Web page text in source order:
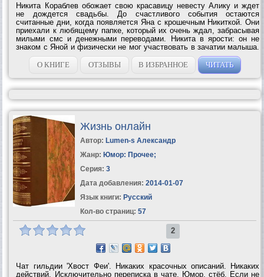
Никита Кораблев обожает свою красавицу невесту Алику и ждет
не дождется свадьбы. До счастливого события остаются
считанные дни, когда появляется Яна с крошечным Никиткой. Они
приехали к любящему папке, который их очень ждал, забрасывая
милыми смс и денежными переводами. Никита в ярости: он не
знаком с Яной и физически не мог участвовать в зачатии малыша.
Никто ему не верит, зато осуждают все. Но это лишь первый шаг
на пути полного...
О КНИГЕ ОТЗЫВЫ В ИЗБРАННОЕ ЧИТАТЬ
Жизнь онлайн
Автор: Lumen-s Александр
Жанр: Юмор: Прочее;
Серия: 3
Дата добавления: 2014-01-07
Язык книги: Русский
Кол-во страниц: 57
2
Чат гильдии 'Хвост Феи'. Никаких красочных описаний. Никаких
действий. Исключительно переписка в чате. Юмор, стёб. Если не